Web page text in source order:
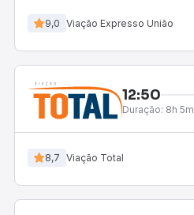
9,0 Viação Expresso União
12:50
Duração: 8h 5m
8,7 Viação Total